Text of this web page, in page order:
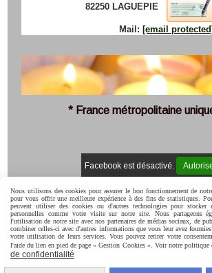
82250 LAGUEPIE
Mail: [email protected]
* France métropolitaine
Facebook est désactivé.
confidentialité
Gestion cookies Mon
Nous utilisons des cookies pour assurer le bon fonctionnement de
pour vous offrir une meilleure expérience à des fins de statistiques.
peuvent utiliser des cookies ou d'autres technologies pour stocker
personnelles comme votre visite sur notre site. Nous partageons
l'utilisation de notre site avec nos partenaires de médias sociaux, de
combiner celles-ci avec d'autres informations que vous leur avez
votre utilisation de leurs services. Vous pouvez retirer votre
l'aide du lien en pied de page « Gestion Cookies ». Voir notre politique
de confidentialité